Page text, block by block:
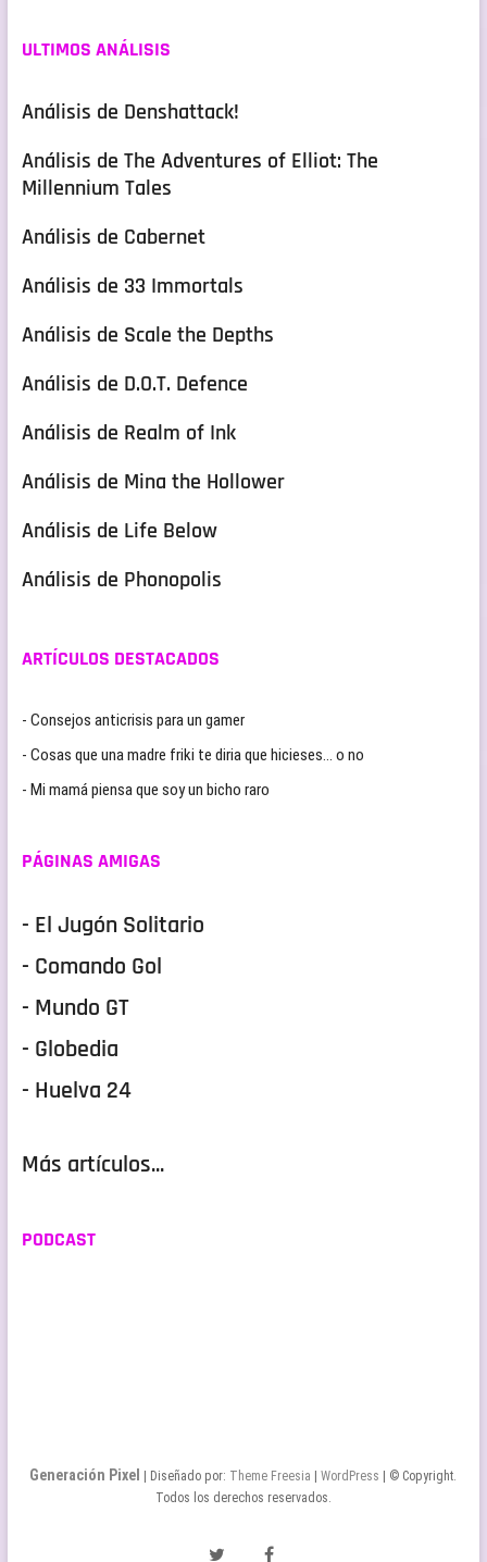
ULTIMOS ANÁLISIS
Análisis de Denshattack!
Análisis de The Adventures of Elliot: The
Millennium Tales
Análisis de Cabernet
Análisis de 33 Immortals
Análisis de Scale the Depths
Análisis de D.O.T. Defence
Análisis de Realm of Ink
Análisis de Mina the Hollower
Análisis de Life Below
Análisis de Phonopolis
ARTÍCULOS DESTACADOS
- Consejos anticrisis para un gamer
- Cosas que una madre friki te diria que hicieses… o no
- Mi mamá piensa que soy un bicho raro
PÁGINAS AMIGAS
- El Jugón Solitario
- Comando Gol
- Mundo GT
- Globedia
- Huelva 24
Más artículos...
PODCAST
Generación Pixel | Diseñado por: Theme Freesia |WordPress
| © Copyright.
Todos los derechos reservados.
TwitterFacebook